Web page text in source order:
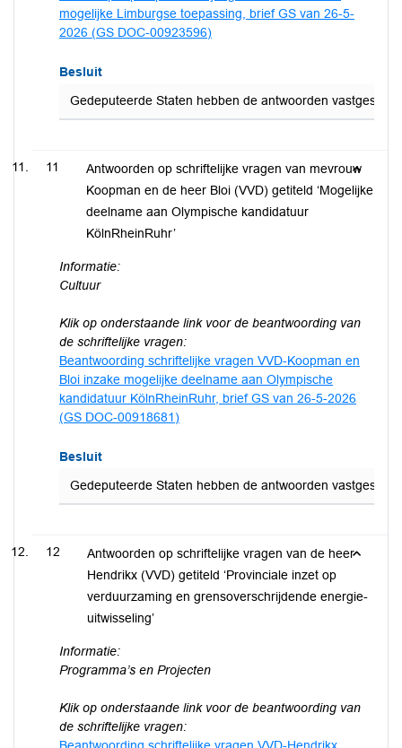
mogelijke Limburgse toepassing, brief GS van 26-5-
2026 (GS DOC-00923596)
Besluit
Gedeputeerde Staten hebben de antwoorden
11
Antwoorden op schriftelijke vragen van mevrouw
Koopman en de heer Bloi (VVD) getiteld ‘Mogelijke
deelname aan Olympische kandidatuur
KölnRheinRuhr’
Informatie:
Cultuur
Klik op onderstaande link voor de beantwoording van
de schriftelijke vragen:
Beantwoording schriftelijke vragen VVD-Koopman en
Bloi inzake mogelijke deelname aan Olympische
kandidatuur KölnRheinRuhr, brief GS van 26-5-2026
(GS DOC-00918681)
Besluit
Gedeputeerde Staten hebben de antwoorden
12
Antwoorden op schriftelijke vragen van de heer
Hendrikx (VVD) getiteld ‘Provinciale inzet op
verduurzaming en grensoverschrijdende energie-
uitwisseling’
Informatie:
Programma’s en Projecten
Klik op onderstaande link voor de beantwoording van
de schriftelijke vragen: